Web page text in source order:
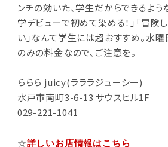
ンチの効いた、学生だからできるよう
学デビューで初めて染める！」「冒険
い」なんて学生には超おすすめ。水
のみの料金なので、ご注意を。
ららら juicy(ラララジューシー)
水戸市南町3-6-13 サウスヒル1F
029-221-1041
☆詳しいお店情報はこちら